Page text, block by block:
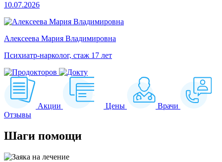
10.07.2026
Алексеева Мария Владимировна
Психиатр-нарколог, стаж 17 лет
Акции Цены
Врачи
Отзывы
Шаги помощи